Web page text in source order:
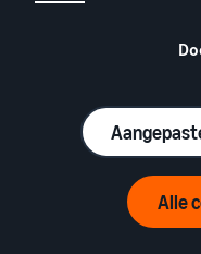
Houd je
gepersonaliseerde
voorraadaanvulling.
toekomstige
vraagpatronen.
leveranciersorders
Estimate
Alle